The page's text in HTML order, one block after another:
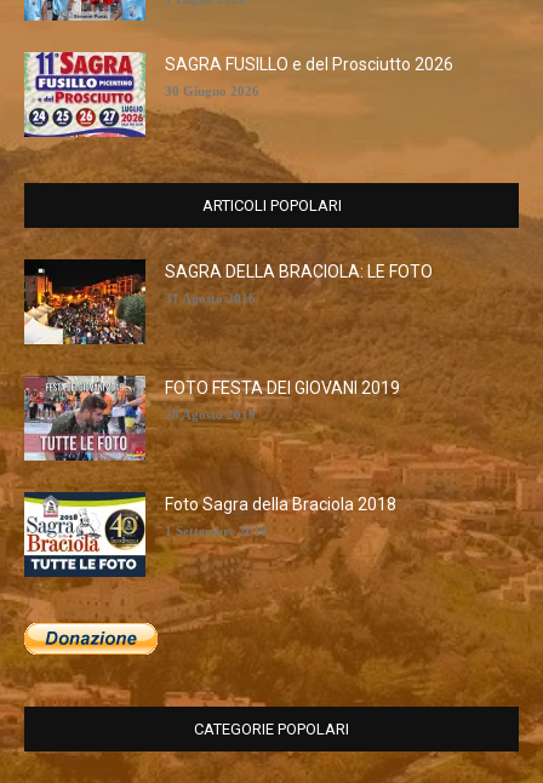
SAGRA FUSILLO e del Prosciutto 2026
30 Giugno 2026
ARTICOLI POPOLARI
SAGRA DELLA BRACIOLA: LE FOTO
31 Agosto 2016
FOTO FESTA DEI GIOVANI 2019
28 Agosto 2019
Foto Sagra della Braciola 2018
1 Settembre 2018
CATEGORIE POPOLARI